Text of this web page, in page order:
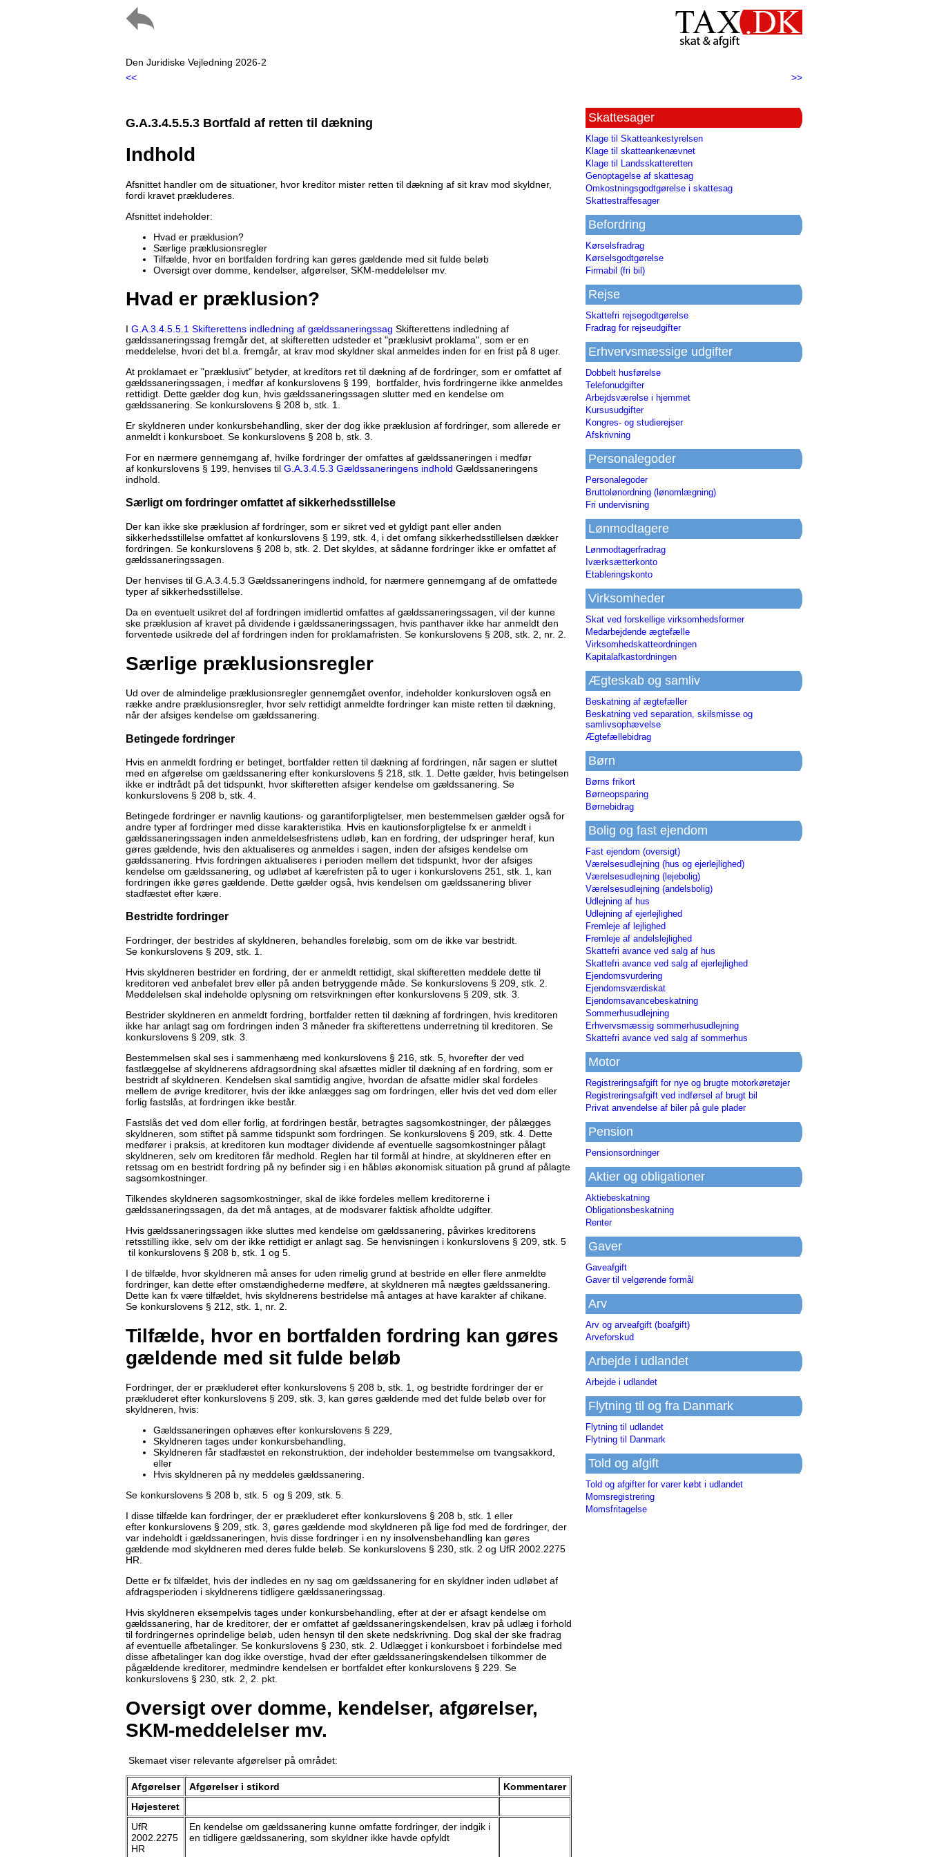
Den Juridiske Vejledning 2026-2
<<
>>
G.A.3.4.5.5.3 Bortfald af retten til dækning
Indhold
Afsnittet handler om de situationer, hvor kreditor mister retten til dækning af sit krav mod skyldner,
fordi kravet prækluderes.
Afsnittet indeholder:
Hvad er præklusion?
Særlige præklusionsregler
Tilfælde, hvor en bortfalden fordring kan gøres gældende med sit fulde beløb
Oversigt over domme, kendelser, afgørelser, SKM-meddelelser mv.
Hvad er præklusion?
I G.A.3.4.5.5.1 Skifterettens indledning af gældssaneringssag Skifterettens indledning af
gældssaneringssag fremgår det, at skifteretten udsteder et "præklusivt proklama", som er en
meddelelse, hvori det bl.a. fremgår, at krav mod skyldner skal anmeldes inden for en frist på 8 uger.
At proklamaet er "præklusivt" betyder, at kreditors ret til dækning af de fordringer, som er omfattet af
gældssaneringssagen, i medfør af konkurslovens § 199, bortfalder, hvis fordringerne ikke anmeldes
rettidigt. Dette gælder dog kun, hvis gældssaneringssagen slutter med en kendelse om
gældssanering. Se konkurslovens § 208 b, stk. 1.
Er skyldneren under konkursbehandling, sker der dog ikke præklusion af fordringer, som allerede er
anmeldt i konkursboet. Se konkurslovens § 208 b, stk. 3.
For en nærmere gennemgang af, hvilke fordringer der omfattes af gældssaneringen i medfør
af konkurslovens § 199, henvises til G.A.3.4.5.3 Gældssaneringens indhold Gældssaneringens
indhold.
Særligt om fordringer omfattet af sikkerhedsstillelse
Der kan ikke ske præklusion af fordringer, som er sikret ved et gyldigt pant eller anden
sikkerhedsstillelse omfattet af konkurslovens § 199, stk. 4, i det omfang sikkerhedsstillelsen dækker
fordringen. Se konkurslovens § 208 b, stk. 2. Det skyldes, at sådanne fordringer ikke er omfattet af
gældssaneringssagen.
Der henvises til G.A.3.4.5.3 Gældssaneringens indhold, for nærmere gennemgang af de omfattede
typer af sikkerhedsstillelse.
Da en eventuelt usikret del af fordringen imidlertid omfattes af gældssaneringssagen, vil der kunne
ske præklusion af kravet på dividende i gældssaneringssagen, hvis panthaver ikke har anmeldt den
forventede usikrede del af fordringen inden for proklamafristen. Se konkurslovens § 208, stk. 2, nr. 2.
Særlige præklusionsregler
Ud over de almindelige præklusionsregler gennemgået ovenfor, indeholder konkursloven også en
række andre præklusionsregler, hvor selv rettidigt anmeldte fordringer kan miste retten til dækning,
når der afsiges kendelse om gældssanering.
Betingede fordringer
Hvis en anmeldt fordring er betinget, bortfalder retten til dækning af fordringen, når sagen er sluttet
med en afgørelse om gældssanering efter konkurslovens § 218, stk. 1. Dette gælder, hvis betingelsen
ikke er indtrådt på det tidspunkt, hvor skifteretten afsiger kendelse om gældssanering. Se
konkurslovens § 208 b, stk. 4.
Betingede fordringer er navnlig kautions- og garantiforpligtelser, men bestemmelsen gælder også for
andre typer af fordringer med disse karakteristika. Hvis en kautionsforpligtelse fx er anmeldt i
gældssaneringssagen inden anmeldelsesfristens udløb, kan en fordring, der udspringer heraf, kun
gøres gældende, hvis den aktualiseres og anmeldes i sagen, inden der afsiges kendelse om
gældssanering. Hvis fordringen aktualiseres i perioden mellem det tidspunkt, hvor der afsiges
kendelse om gældssanering, og udløbet af kærefristen på to uger i konkurslovens 251, stk. 1, kan
fordringen ikke gøres gældende. Dette gælder også, hvis kendelsen om gældssanering bliver
stadfæstet efter kære.
Bestridte fordringer
Fordringer, der bestrides af skyldneren, behandles foreløbig, som om de ikke var bestridt.
Se konkurslovens § 209, stk. 1.
Hvis skyldneren bestrider en fordring, der er anmeldt rettidigt, skal skifteretten meddele dette til
kreditoren ved anbefalet brev eller på anden betryggende måde. Se konkurslovens § 209, stk. 2.
Meddelelsen skal indeholde oplysning om retsvirkningen efter konkurslovens § 209, stk. 3.
Bestrider skyldneren en anmeldt fordring, bortfalder retten til dækning af fordringen, hvis kreditoren
ikke har anlagt sag om fordringen inden 3 måneder fra skifterettens underretning til kreditoren. Se
konkurslovens § 209, stk. 3.
Bestemmelsen skal ses i sammenhæng med konkurslovens § 216, stk. 5, hvorefter der ved
fastlæggelse af skyldnerens afdragsordning skal afsættes midler til dækning af en fordring, som er
bestridt af skyldneren. Kendelsen skal samtidig angive, hvordan de afsatte midler skal fordeles
mellem de øvrige kreditorer, hvis der ikke anlægges sag om fordringen, eller hvis det ved dom eller
forlig fastslås, at fordringen ikke består.
Fastslås det ved dom eller forlig, at fordringen består, betragtes sagsomkostninger, der pålægges
skyldneren, som stiftet på samme tidspunkt som fordringen. Se konkurslovens § 209, stk. 4. Dette
medfører i praksis, at kreditoren kun modtager dividende af eventuelle sagsomkostninger pålagt
skyldneren, selv om kreditoren får medhold. Reglen har til formål at hindre, at skyldneren efter en
retssag om en bestridt fordring på ny befinder sig i en håbløs økonomisk situation på grund af pålagte
sagsomkostninger.
Tilkendes skyldneren sagsomkostninger, skal de ikke fordeles mellem kreditorerne i
gældssaneringssagen, da det må antages, at de modsvarer faktisk afholdte udgifter.
Hvis gældssaneringssagen ikke sluttes med kendelse om gældssanering, påvirkes kreditorens
retsstilling ikke, selv om der ikke rettidigt er anlagt sag. Se henvisningen i konkurslovens § 209, stk. 5
til konkurslovens § 208 b, stk. 1 og 5.
I de tilfælde, hvor skyldneren må anses for uden rimelig grund at bestride en eller flere anmeldte
fordringer, kan dette efter omstændighederne medføre, at skyldneren må nægtes gældssanering.
Dette kan fx være tilfældet, hvis skyldnerens bestridelse må antages at have karakter af chikane.
Se konkurslovens § 212, stk. 1, nr. 2.
Tilfælde, hvor en bortfalden fordring kan gøres
gældende med sit fulde beløb
Fordringer, der er prækluderet efter konkurslovens § 208 b, stk. 1, og bestridte fordringer der er
prækluderet efter konkurslovens § 209, stk. 3, kan gøres gældende med det fulde beløb over for
skyldneren, hvis:
Gældssaneringen ophæves efter konkurslovens § 229,
Skyldneren tages under konkursbehandling,
Skyldneren får stadfæstet en rekonstruktion, der indeholder bestemmelse om tvangsakkord,
eller
Hvis skyldneren på ny meddeles gældssanering.
Se konkurslovens § 208 b, stk. 5 og § 209, stk. 5.
I disse tilfælde kan fordringer, der er prækluderet efter konkurslovens § 208 b, stk. 1 eller
efter konkurslovens § 209, stk. 3, gøres gældende mod skyldneren på lige fod med de fordringer, der
var indeholdt i gældssaneringen, hvis disse fordringer i en ny insolvensbehandling kan gøres
gældende mod skyldneren med deres fulde beløb. Se konkurslovens § 230, stk. 2 og UfR 2002.2275
HR.
Dette er fx tilfældet, hvis der indledes en ny sag om gældssanering for en skyldner inden udløbet af
afdragsperioden i skyldnerens tidligere gældssaneringssag.
Hvis skyldneren eksempelvis tages under konkursbehandling, efter at der er afsagt kendelse om
gældssanering, har de kreditorer, der er omfattet af gældssaneringskendelsen, krav på udlæg i forhold
til fordringernes oprindelige beløb, uden hensyn til den skete nedskrivning. Dog skal der ske fradrag
af eventuelle afbetalinger. Se konkurslovens § 230, stk. 2. Udlægget i konkursboet i forbindelse med
disse afbetalinger kan dog ikke overstige, hvad der efter gældssaneringskendelsen tilkommer de
pågældende kreditorer, medmindre kendelsen er bortfaldet efter konkurslovens § 229. Se
konkurslovens § 230, stk. 2, 2. pkt.
Oversigt over domme, kendelser, afgørelser,
SKM-meddelelser mv.
Skemaet viser relevante afgørelser på området:
Afgørelser Afgørelser i stikord
Kommentarer
Højesteret
UfR
2002.2275
HR
En kendelse om gældssanering kunne omfatte fordringer, der indgik i
en tidligere gældssanering, som skyldner ikke havde opfyldt
Skattesager
Klage til Skatteankestyrelsen
Klage til skatteankenævnet
Klage til Landsskatteretten
Genoptagelse af skattesag
Omkostningsgodtgørelse i skattesag
Skattestraffesager
Befordring
Kørselsfradrag
Kørselsgodtgørelse
Firmabil (fri bil)
Rejse
Skattefri rejsegodtgørelse
Fradrag for rejseudgifter
Erhvervsmæssige udgifter
Dobbelt husførelse
Telefonudgifter
Arbejdsværelse i hjemmet
Kursusudgifter
Kongres- og studierejser
Afskrivning
Personalegoder
Personalegoder
Bruttolønordning (lønomlægning)
Fri undervisning
Lønmodtagere
Lønmodtagerfradrag
Iværksætterkonto
Etableringskonto
Virksomheder
Skat ved forskellige virksomhedsformer
Medarbejdende ægtefælle
Virksomhedskatteordningen
Kapitalafkastordningen
Ægteskab og samliv
Beskatning af ægtefæller
Beskatning ved separation, skilsmisse og
samlivsophævelse
Ægtefællebidrag
Børn
Børns frikort
Børneopsparing
Børnebidrag
Bolig og fast ejendom
Fast ejendom (oversigt)
Værelsesudlejning (hus og ejerlejlighed)
Værelsesudlejning (lejebolig)
Værelsesudlejning (andelsbolig)
Udlejning af hus
Udlejning af ejerlejlighed
Fremleje af lejlighed
Fremleje af andelslejlighed
Skattefri avance ved salg af hus
Skattefri avance ved salg af ejerlejlighed
Ejendomsvurdering
Ejendomsværdiskat
Ejendomsavancebeskatning
Sommerhusudlejning
Erhvervsmæssig sommerhusudlejning
Skattefri avance ved salg af sommerhus
Motor
Registreringsafgift for nye og brugte motorkøretøjer
Registreringsafgift ved indførsel af brugt bil
Privat anvendelse af biler på gule plader
Pension
Pensionsordninger
Aktier og obligationer
Aktiebeskatning
Obligationsbeskatning
Renter
Gaver
Gaveafgift
Gaver til velgørende formål
Arv
Arv og arveafgift (boafgift)
Arveforskud
Arbejde i udlandet
Arbejde i udlandet
Flytning til og fra Danmark
Flytning til udlandet
Flytning til Danmark
Told og afgift
Told og afgifter for varer købt i udlandet
Momsregistrering
Momsfritagelse